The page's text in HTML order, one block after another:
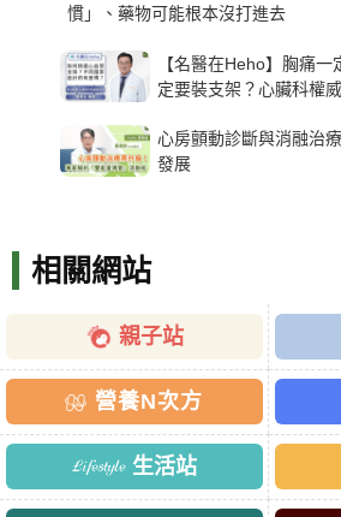
慣」、藥物可能根本沒打進去
【名醫在Heho】胸痛
定要裝支架？心臟科權
心房顫動診斷與消融治
發展
相關網站
親子站
營養N次方
生活站